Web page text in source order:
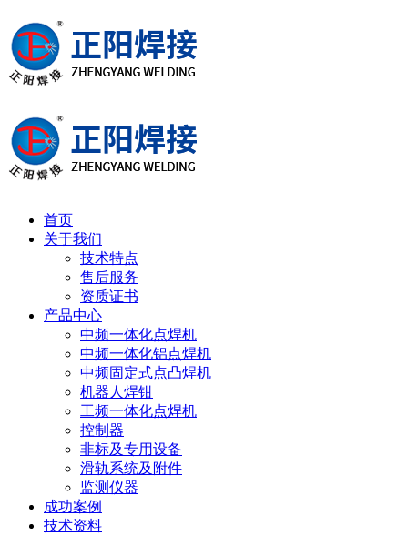
首页
关于我们
技术特点
售后服务
资质证书
产品中心
中频一体化点焊机
中频一体化铝点焊机
中频固定式点凸焊机
机器人焊钳
工频一体化点焊机
控制器
非标及专用设备
滑轨系统及附件
监测仪器
成功案例
技术资料